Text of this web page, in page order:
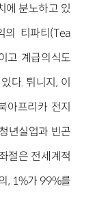
에 분노하고 있
의 티파티(Tea
고 계급의식도
다. 튀니지, 이
아프리카 전지
년실업과 빈곤
절은 전세계적
, 1%가 99%를